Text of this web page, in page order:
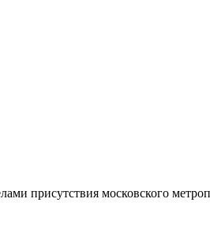
присутствия московского